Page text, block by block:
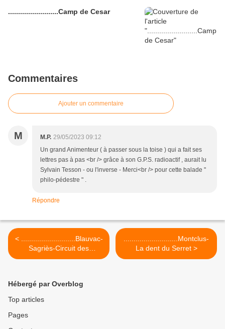
.........................Camp de Cesar
Commentaires
Ajouter un commentaire
M M.P. 29/05/2023 09:12
Un grand Animenteur ( à passer sous la toise ) qui a fait ses
lettres pas à pas <br /> grâce à son G.P.S. radioactif , aurait lu
Sylvain Tesson - ou l'inverse - Merci<br /> pour cette balade "
philo-pédestre " .
Répondre
< ...........................Blauvac-
Sagriès-Circuit des
Capitelles
...........................Montclus-
La dent du Serret >
Hébergé par Overblog
Top articles
Pages